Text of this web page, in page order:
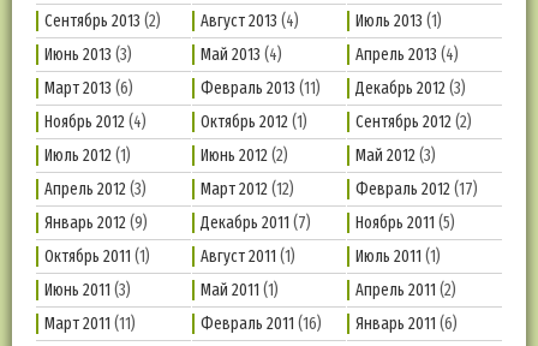
Сентябрь 2013 (2) Август 2013 (4) Июль 2013 (1)
Июнь 2013 (3) Май 2013 (4) Апрель 2013 (4)
Март 2013 (6) Февраль 2013 (11) Декабрь 2012(3)
Ноябрь 2012(4) Октябрь 2012(1) Сентябрь 2012(2)
Июль 2012(1) Июнь 2012(2) Май 2012(3)
Апрель 2012(3) Март 2012(12) Февраль 2012(17)
Январь 2012(9) Декабрь 2011 (7) Ноябрь 2011 (5)
Октябрь 2011 (1) Август 2011 (1) Июль 2011 (1)
Июнь 2011 (3) Май 2011 (1) Апрель 2011 (2)
Март 2011 (11) Февраль 2011 (16) Январь 2011 (6)